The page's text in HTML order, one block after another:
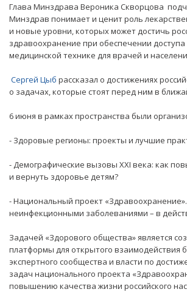
Глава Минздрава Вероника Скворцова
Минздрав понимает и ценит роль
и новые уровни, которых может достичь
здравоохранение при обеспечении
медицинской технике для врачей и
Сергей Цыб рассказал о достижениях
о задачах, которые стоят перед ним в
6 июня в рамках пространства были
- Здоровые регионы: проекты и лучшие
- Демографические вызовы XXI века: как
и вернуть здоровье детям?
- Национальный проект
неинфекционными заболеваниями – в
Задачей «Здорового общества» является
платформы для открытого взаимодействия
экспертного сообщества и власти по
задач национального проекта
повышению качества жизни российского